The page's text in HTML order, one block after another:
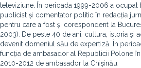
televiziune. În perioada 1999-2006 a ocupat
publicist și comentator politic în redacția
pentru care a fost și corespondent la
2003). De peste 40 de ani, cultura, istoria și
devenit domeniul său de expertiză. În
funcția de ambasador al Republicii Polone
2010-2012 de ambasador la Chișinău.